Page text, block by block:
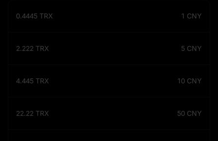
1 CNY
0.4445 TRX
5 CNY
2.222 TRX
10 CNY
4.445 TRX
50 CNY
22.22 TRX